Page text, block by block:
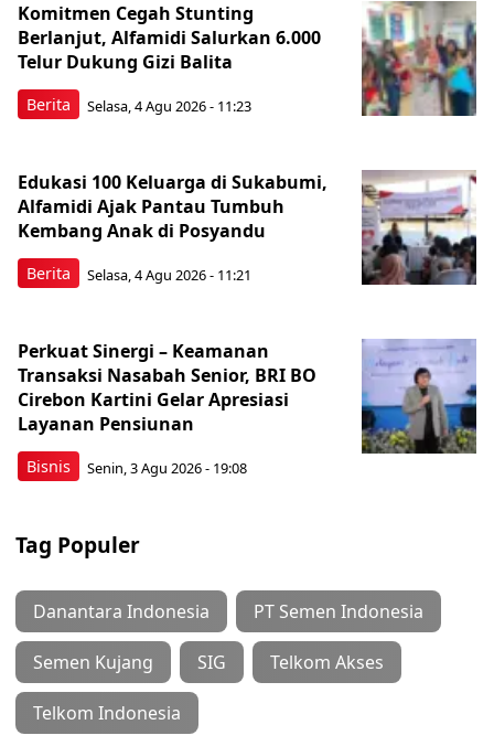
Berita
Komitmen Cegah Stunting
Berlanjut, Alfamidi Salurkan 6.000
Telur Dukung Gizi Balita
Selasa, 4 Agu 2026 - 11:23
Berita
Edukasi 100 Keluarga di Sukabumi,
Alfamidi Ajak Pantau Tumbuh
Kembang Anak di Posyandu
Selasa, 4 Agu 2026 - 11:21
Bisnis
Perkuat Sinergi – Keamanan
Transaksi Nasabah Senior, BRI BO
Cirebon Kartini Gelar Apresiasi
Layanan Pensiunan
Senin, 3 Agu 2026 - 19:08
Tag Populer
Danantara Indonesia PT Semen Indonesia
Semen Kujang SIG Telkom Akses
Telkom Indonesia